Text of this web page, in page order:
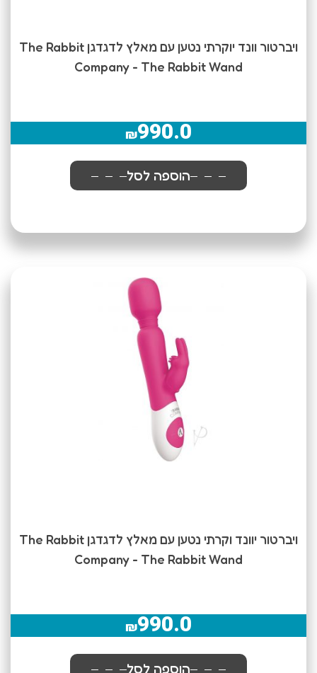
ויברטור וונד יוקרתי נטען עם מאלץ לדגדגן The Rabbit
Company - The Rabbit Wand
₪990.0
הוספה לסל
ויברטור יוונד וקרתי נטען עם מאלץ לדגדגן The Rabbit
Company - The Rabbit Wand
₪990.0
הוספה לסל